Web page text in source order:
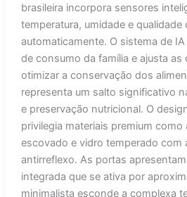
brasileira incorpora sensores
temperatura, umidade e qualidade
automaticamente. O sistema de
de consumo da família e ajusta as
otimizar a conservação dos
representa um salto significativo
e preservação nutricional. O
privilegia materiais premium como
escovado e vidro temperado com
antirreflexo. As portas
integrada que se ativa por
minimalista esconde a complexa